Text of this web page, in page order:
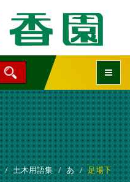
土木用語集 あ 足場下